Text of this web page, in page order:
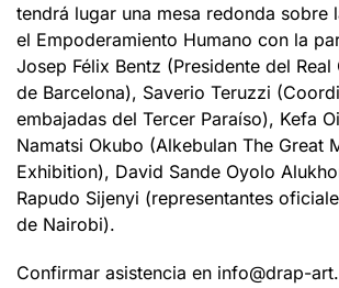
tendrá lugar una mesa redonda sobre
el Empoderamiento Humano con la
Josep Félix Bentz (Presidente del
de Barcelona), Saverio Teruzzi
embajadas del Tercer Paraíso), Kefa
Namatsi Okubo (Alkebulan The Great
Exhibition), David Sande Oyolo
Rapudo Sijenyi (representantes
de Nairobi).
Confirmar asistencia en info@drap-